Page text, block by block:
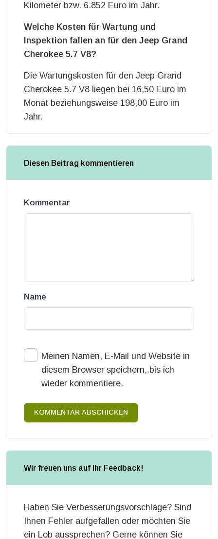
Kilometer bzw. 6.852 Euro im Jahr.
Welche Kosten für Wartung und
Inspektion fallen an für den Jeep Grand
Cherokee 5.7 V8?
Die Wartungskosten für den Jeep Grand
Cherokee 5.7 V8 liegen bei 16,50 Euro im
Monat beziehungsweise 198,00 Euro im
Jahr.
Diesen Beitrag kommentieren
Kommentar
Name
Meinen Namen, E-Mail und Website in
diesem Browser speichern, bis ich
wieder kommentiere.
KOMMENTAR ABSCHICKEN
Wir freuen uns auf Ihr Feedback!
Haben Sie Verbesserungsvorschläge? Sind
Ihnen Fehler aufgefallen oder möchten Sie
ein Lob aussprechen? Gerne können Sie